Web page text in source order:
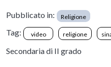
Pubblicato in: Religione
Tag: video religione
Secondaria di II grado